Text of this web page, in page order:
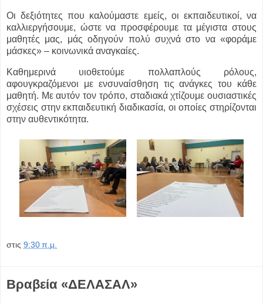
Οι δεξιότητες που καλούμαστε εμείς, οι εκπαιδευτικοί, να
καλλιεργήσουμε, ώστε να προσφέρουμε τα μέγιστα στους
μαθητές μας, μάς οδηγούν πολύ συχνά στο να «φοράμε
μάσκες» – κοινωνικά αναγκαίες.
Καθημερινά υιοθετούμε πολλαπλούς ρόλους,
αφουγκραζόμενοι με ενσυναίσθηση τις ανάγκες του κάθε
μαθητή. Με αυτόν τον τρόπο, σταδιακά χτίζουμε ουσιαστικές
σχέσεις στην εκπαιδευτική διαδικασία, οι οποίες στηρίζονται
στην αυθεντικότητα.
στις 9:30 π.μ.
Βραβεία «ΔΕΛΑΣΑΛ»